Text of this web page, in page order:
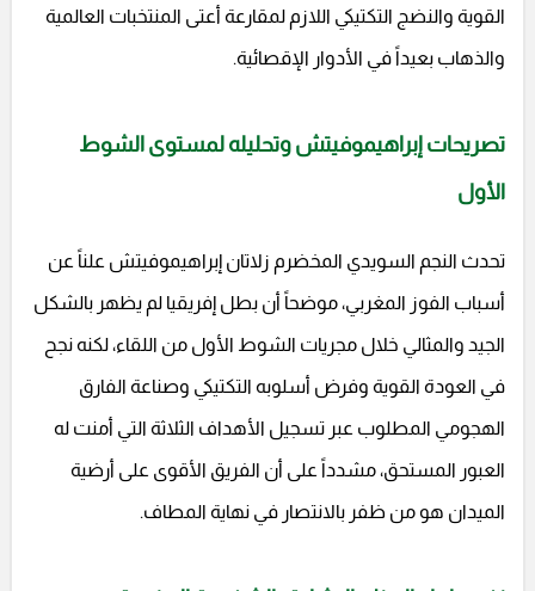
القوية والنضج التكتيكي اللازم لمقارعة أعتى المنتخبات العالمية
والذهاب بعيداً في الأدوار الإقصائية.
تصريحات إبراهيموفيتش وتحليله لمستوى الشوط
الأول
تحدث النجم السويدي المخضرم زلاتان إبراهيموفيتش علناً عن
أسباب الفوز المغربي، موضحاً أن بطل إفريقيا لم يظهر بالشكل
الجيد والمثالي خلال مجريات الشوط الأول من اللقاء، لكنه نجح
في العودة القوية وفرض أسلوبه التكتيكي وصناعة الفارق
الهجومي المطلوب عبر تسجيل الأهداف الثلاثة التي أمنت له
العبور المستحق، مشدداً على أن الفريق الأقوى على أرضية
الميدان هو من ظفر بالانتصار في نهاية المطاف.